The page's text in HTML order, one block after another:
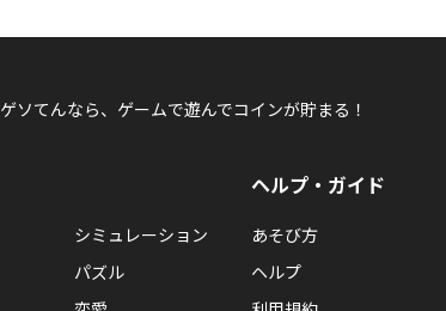
ゲソてんなら、ゲームで遊んでコインが貯まる！
シミュレーション
パズル
ヘルプ・ガイド
あそび方
ヘルプ